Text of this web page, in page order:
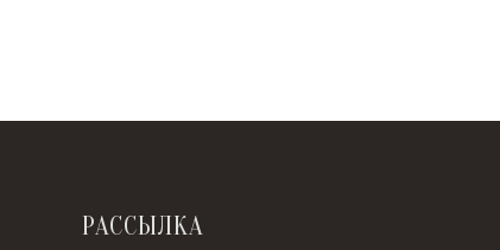
РАССЫЛКА